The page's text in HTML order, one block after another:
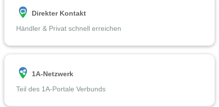
Direkter Kontakt
Händler & Privat schnell erreichen
1A-Netzwerk
Teil des 1A-Portale Verbunds